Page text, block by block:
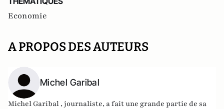
Economie
A PROPOS DES AUTEURS
Michel Garibal
Michel Garibal , journaliste, a fait une grande partie de sa